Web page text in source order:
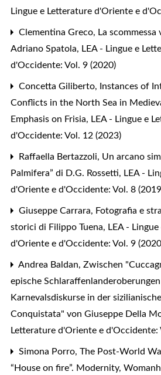
Lingue e Letterature d'Oriente e
Clementina Greco, La
Adriano Spatola, LEA - Lingue e
d'Occidente: Vol. 9 (2020)
Concetta Giliberto,
Instances of
Conflicts in the North Sea in
Emphasis on Frisia, LEA - Lingue e
d'Occidente: Vol. 12 (2023)
Raffaella Bertazzoli, Un arcano
Palmifera” di D.G. Rossetti, LEA -
d'Oriente e d'Occidente: Vol. 8
Giuseppe Carrara, Fotografia e
storici di Filippo Tuena, LEA -
d'Oriente e d'Occidente: Vol. 9
Andrea Baldan, Zwischen
epische
Karnevalsdiskurse in der
Conquistata" von Giuseppe Della
Letterature d'Oriente e d'Occidente:
Simona Porro, The Post-World
“House on fire”. Modernity,